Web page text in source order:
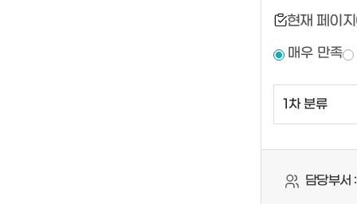
현재 페이
매우 만족
담당부서 :